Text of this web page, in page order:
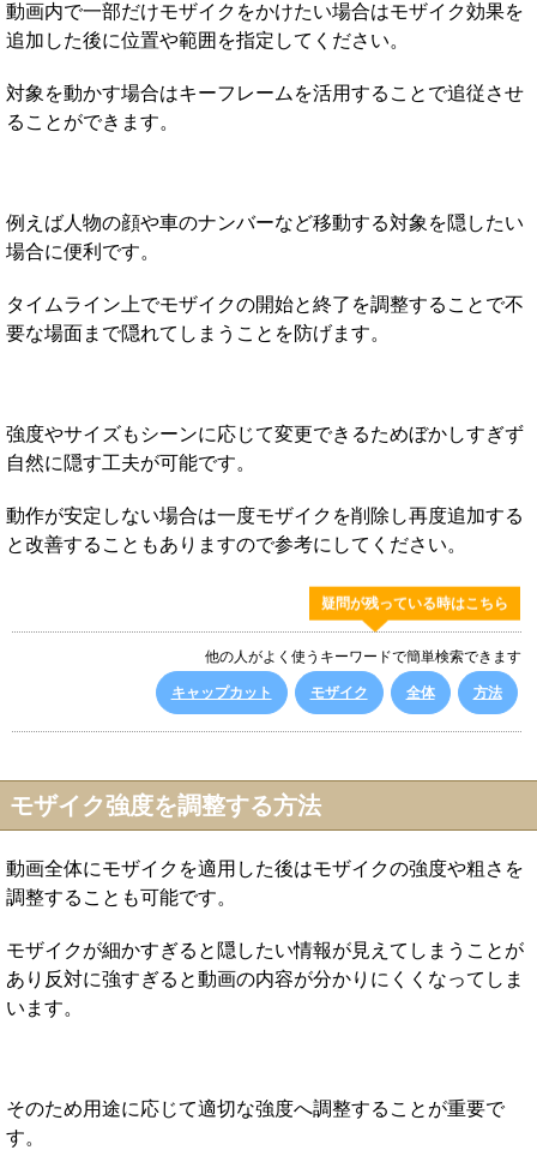
動画内で一部だけモザイクをかけたい場合はモザイク効果を
追加した後に位置や範囲を指定してください。
対象を動かす場合はキーフレームを活用することで追従させ
ることができます。
例えば人物の顔や車のナンバーなど移動する対象を隠したい
場合に便利です。
タイムライン上でモザイクの開始と終了を調整することで不
要な場面まで隠れてしまうことを防げます。
強度やサイズもシーンに応じて変更できるためぼかしすぎず
自然に隠す工夫が可能です。
動作が安定しない場合は一度モザイクを削除し再度追加する
と改善することもありますので参考にしてください。
疑問が残っている時はこちら
他の人がよく使うキーワードで簡単検索できます
キャップカット モザイク 全体 方法
モザイク強度を調整する方法
動画全体にモザイクを適用した後はモザイクの強度や粗さを
調整することも可能です。
モザイクが細かすぎると隠したい情報が見えてしまうことが
あり反対に強すぎると動画の内容が分かりにくくなってしま
います。
そのため用途に応じて適切な強度へ調整することが重要で
す。